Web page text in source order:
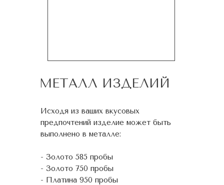
МЕТАЛЛ ИЗДЕЛИЙ
Исходя из ваших вкусовых
предпочтений изделие может быть
выполнено в металле:
- Золото 585 пробы
- Золото 750 пробы
- Платина 950 пробы